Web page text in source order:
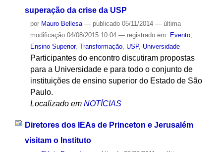
superação da crise da USP
por Mauro Bellesa — publicado05/11/2014 — última
modificação04/08/2015 10:04 — registrado em: Evento,
Ensino Superior, Transformação, USP, Universidade
Participantes do encontro discutiram propostas
para a Universidade e para todo o conjunto de
instituições de ensino superior do Estado de São
Paulo.
Localizado em NOTÍCIAS
Diretores dos IEAs de Princeton e Jerusalém
visitam o Instituto